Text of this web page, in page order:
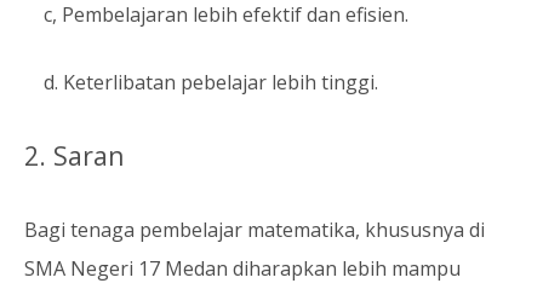
c, Pembelajaran lebih efektif dan efisien.
d. Keterlibatan pebelajar lebih tinggi.
2. Saran
Bagi tenaga pembelajar matematika, khususnya di
SMA Negeri 17 Medan diharapkan lebih mampu